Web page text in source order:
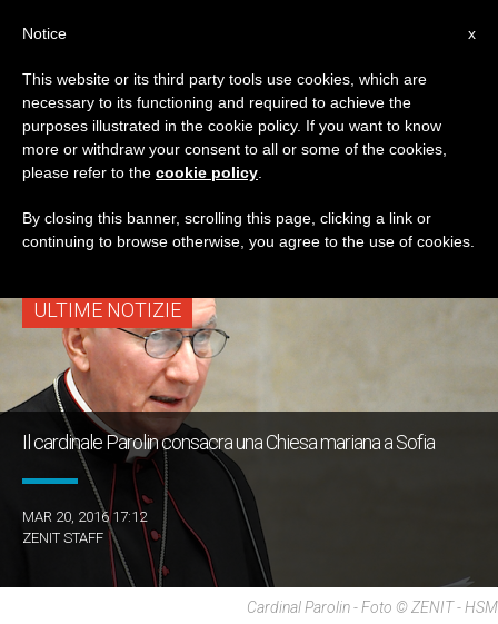
TAG
Posts Tagged
‘esarcato’
ULTIME NOTIZIE
Il cardinale Parolin consacra una Chiesa mariana a Sofia
MAR 20, 2016 17:12
ZENIT STAFF
Cardinal Parolin - Foto © ZENIT - HSM
x
Notice
This website or its third party tools use cookies, which are
necessary to its functioning and required to achieve the
purposes illustrated in the cookie policy. If you want to know
more or withdraw your consent to all or some of the cookies,
please refer to the cookie policy
By closing this banner, scrolling this page, clicking a link or
continuing to browse otherwise, you agree to the use of cookies.